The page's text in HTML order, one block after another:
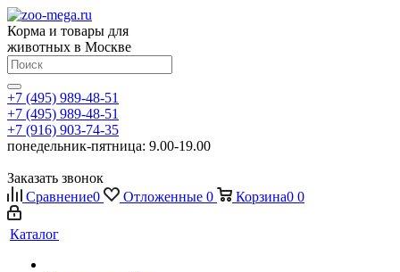
Корма и товары для
животных в Москве
+7 (495) 989-48-51
+7 (495) 989-48-51
+7 (916) 903-74-35
понедельник-пятница: 9.00-19.00
Заказать звонок
Сравнение0 Отложенные 0 Корзина0 0
Каталог